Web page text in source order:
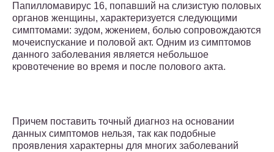
Папилломавирус 16, попавший на слизистую половых
органов женщины, характеризуется следующими
симптомами: зудом, жжением, болью сопровождаются
мочеиспускание и половой акт. Одним из симптомов
данного заболевания является небольшое
кровотечение во время и после полового акта.
Причем поставить точный диагноз на основании
данных симптомов нельзя, так как подобные
проявления характерны для многих заболеваний